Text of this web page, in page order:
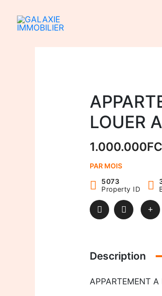
contenu
LOUER
PAR MOIS
5073
Property ID
Description
APPARTEMENT